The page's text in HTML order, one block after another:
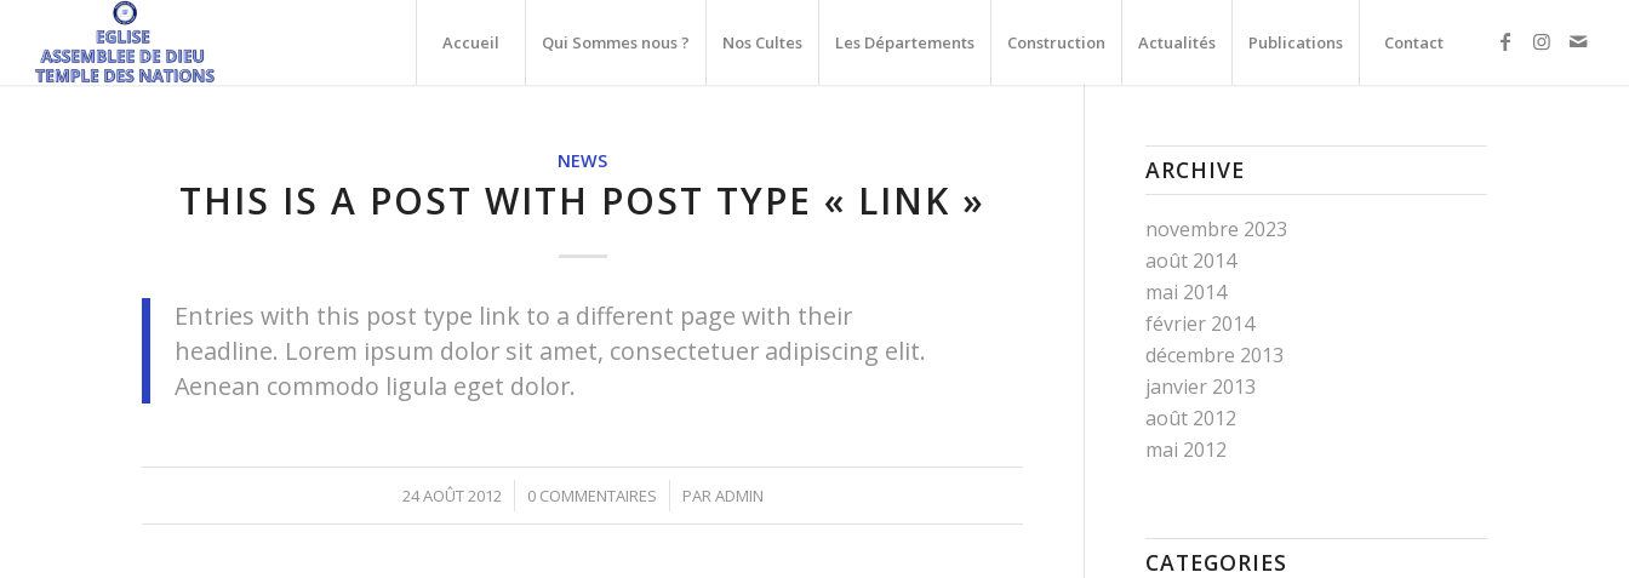
Accueil Qui Sommes nous ? Nos Cultes Les Départements Construction Actualités Publications Contact
NEWS
THIS IS A POST WITH POST TYPE « LINK »
Entries with this post type link to a different page with their
headline. Lorem ipsum dolor sit amet, consectetuer adipiscing elit.
Aenean commodo ligula eget dolor.
24 AOÛT 2012
/ 0 COMMENTAIRES
/ PAR ADMIN
ARCHIVE
novembre 2023
août 2014
mai 2014
février 2014
décembre 2013
janvier 2013
août 2012
mai 2012
CATEGORIES